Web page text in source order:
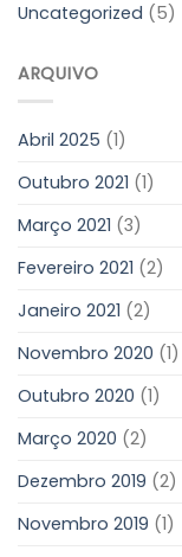
Uncategorized (5)
ARQUIVO
Abril 2025 (1)
Outubro 2021 (1)
Março 2021 (3)
Fevereiro 2021 (2)
Janeiro 2021 (2)
Novembro 2020 (1)
Outubro 2020 (1)
Março 2020 (2)
Dezembro 2019 (2)
Novembro 2019 (1)